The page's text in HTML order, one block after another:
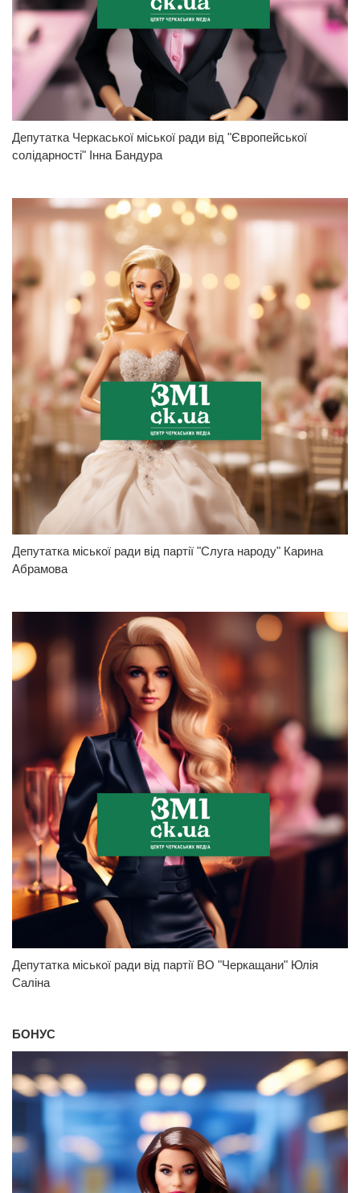
Депутатка Черкаської міської ради від "Європейської
солідарності" Інна Бандура
Депутатка міської ради від партії "Слуга народу" Карина
Абрамова
Депутатка міської ради від партії ВО "Черкащани" Юлія
Саліна
БОНУС